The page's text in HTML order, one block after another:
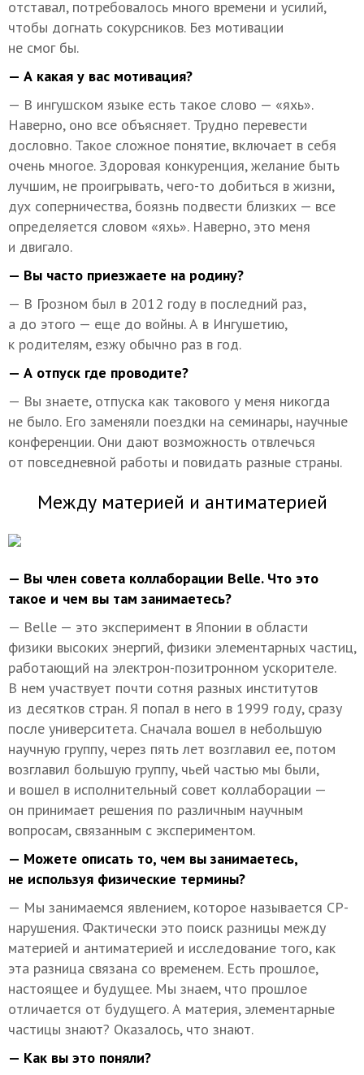
отставал, потребовалось много времени и усилий,
чтобы догнать сокурсников. Без мотивации
не смог бы.
— А какая у вас мотивация?
— В ингушском языке есть такое слово — «яхь».
Наверно, оно все объясняет. Трудно перевести
дословно. Такое сложное понятие, включает в себя
очень многое. Здоровая конкуренция, желание быть
лучшим, не проигрывать, чего-то добиться в жизни,
дух соперничества, боязнь подвести близких — все
определяется словом «яхь». Наверно, это меня
и двигало.
— Вы часто приезжаете на родину?
— В Грозном был в 2012 году в последний раз,
а до этого — еще до войны. А в Ингушетию,
к родителям, езжу обычно раз в год.
— А отпуск где проводите?
— Вы знаете, отпуска как такового у меня никогда
не было. Его заменяли поездки на семинары, научные
конференции. Они дают возможность отвлечься
от повседневной работы и повидать разные страны.
Между материей и антиматерией
— Вы член совета коллаборации Bellе. Что это
такое и чем вы там занимаетесь?
— Bellе — это эксперимент в Японии в области
физики высоких энергий, физики элементарных частиц,
работающий на электрон-позитронном ускорителе.
В нем участвует почти сотня разных институтов
из десятков стран. Я попал в него в 1999 году, сразу
после университета. Сначала вошел в небольшую
научную группу, через пять лет возглавил ее, потом
возглавил большую группу, чьей частью мы были,
и вошел в исполнительный совет коллаборации —
он принимает решения по различным научным
вопросам, связанным с экспериментом.
— Можете описать то, чем вы занимаетесь,
не используя физические термины?
— Мы занимаемся явлением, которое называется СР-
нарушения. Фактически это поиск разницы между
материей и антиматерией и исследование того, как
эта разница связана со временем. Есть прошлое,
настоящее и будущее. Мы знаем, что прошлое
отличается от будущего. А материя, элементарные
частицы знают? Оказалось, что знают.
— Как вы это поняли?